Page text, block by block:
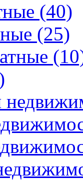
(40)
(25)